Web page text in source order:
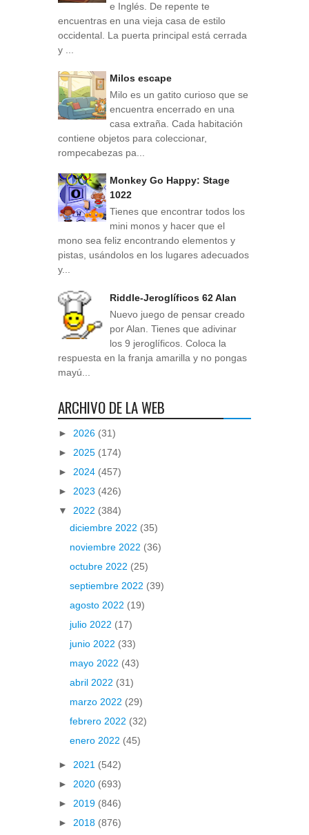
e Inglés. De repente te
encuentras en una vieja casa de estilo
occidental. La puerta principal está cerrada
y ...
Milos escape
Milo es un gatito curioso que se
encuentra encerrado en una
casa extraña. Cada habitación
contiene objetos para coleccionar,
rompecabezas pa...
Monkey Go Happy: Stage
1022
Tienes que encontrar todos los
mini monos y hacer que el
mono sea feliz encontrando elementos y
pistas, usándolos en los lugares adecuados
y...
Riddle-Jeroglíficos 62 Alan
Nuevo juego de pensar creado
por Alan. Tienes que adivinar
los 9 jeroglíficos. Coloca la
respuesta en la franja amarilla y no pongas
mayú...
ARCHIVO DE LA WEB
► 2026 (31)
► 2025 (174)
► 2024 (457)
► 2023 (426)
▼ 2022 (384)
diciembre 2022 (35)
noviembre 2022 (36)
octubre 2022 (25)
septiembre 2022 (39)
agosto 2022 (19)
julio 2022 (17)
junio 2022 (33)
mayo 2022 (43)
abril 2022 (31)
marzo 2022 (29)
febrero 2022 (32)
enero 2022 (45)
► 2021 (542)
► 2020 (693)
► 2019 (846)
► 2018 (876)